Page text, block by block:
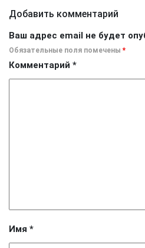
Добавить комментарий
Ваш адрес email не будет
Обязательные поля помечены *
Комментарий *
Имя *